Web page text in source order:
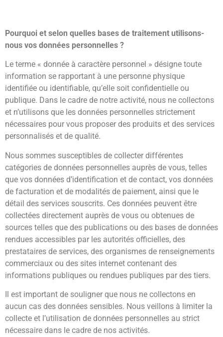
Pourquoi et selon quelles bases de traitement utilisons-
nous vos données personnelles ?
Le terme « donnée à caractère personnel » désigne toute
information se rapportant à une personne physique
identifiée ou identifiable, qu’elle soit confidentielle ou
publique. Dans le cadre de notre activité, nous ne collectons
et n’utilisons que les données personnelles strictement
nécessaires pour vous proposer des produits et des services
personnalisés et de qualité.
Nous sommes susceptibles de collecter différentes
catégories de données personnelles auprès de vous, telles
que vos données d’identification et de contact, vos données
de facturation et de modalités de paiement, ainsi que le
détail des services souscrits. Ces données peuvent être
collectées directement auprès de vous ou obtenues de
sources telles que des publications ou des bases de données
rendues accessibles par les autorités officielles, des
prestataires de services, des organismes de renseignements
commerciaux ou des sites internet contenant des
informations publiques ou rendues publiques par des tiers.
Il est important de souligner que nous ne collectons en
aucun cas des données sensibles. Nous veillons à limiter la
collecte et l’utilisation de données personnelles au strict
nécessaire dans le cadre de nos activités.